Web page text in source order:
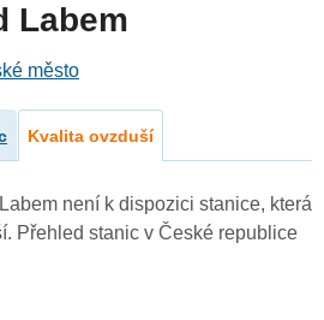
Labem
město
Kvalita ovzduší
není k dispozici stanice, která
Přehled stanic v České republice